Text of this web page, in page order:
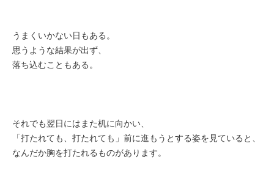
うまくいかない日もある。
思うような結果が出ず、
落ち込むこともある。
それでも翌日にはまた机に向かい、
「打たれても、打たれても」前に進もうとする姿を見ていると、
なんだか胸を打たれるものがあります。